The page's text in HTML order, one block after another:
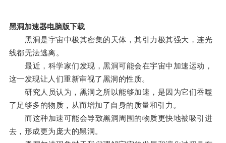
黑洞加速器电脑版下载
黑洞是宇宙中极其密集的天体，其引力极其强大，连光
线都无法逃离。
最近，科学家们发现，黑洞可能会在宇宙中加速运动，
这一发现让人们重新审视了黑洞的性质。
研究人员认为，黑洞之所以能够加速，是因为它们吞噬
了足够多的物质，从而增加了自身的质量和引力。
而这种加速可能会导致黑洞周围的物质更快地被吸引进
去，形成更为庞大的黑洞。